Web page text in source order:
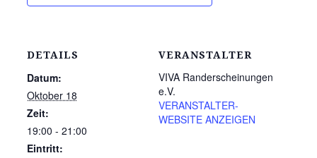
DETAILS
Datum:
Oktober 18
Zeit:
19:00 - 21:00
Eintritt:
VERANSTALTER
VIVA Randerscheinungen
e.V.
VERANSTALTER-
WEBSITE ANZEIGEN